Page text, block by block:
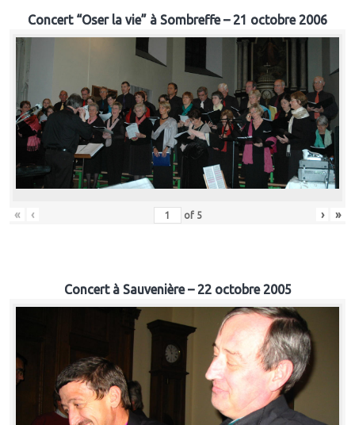
Concert “Oser la vie” à Sombreffe – 21 octobre 2006
« ‹ of 5 › »
Concert à Sauvenière – 22 octobre 2005